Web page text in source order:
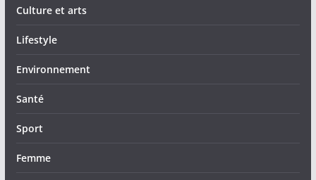
Culture et arts
Lifestyle
Environnement
Santé
Sport
Femme